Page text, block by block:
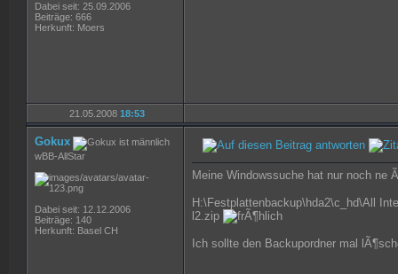
Dabei seit: 25.09.2006
Beiträge: 666
Herkunft: Moers
21.05.2008 18:53
Gokux
wBB-AllStar
Dabei seit: 12.12.2006
Beiträge: 140
Herkunft: Basel CH
Meine Windowssuche hat nur noch ne
H:\Festplattenbackup\hda2\c_hd\All
l2.zip
Ich sollte den Backupordner mal